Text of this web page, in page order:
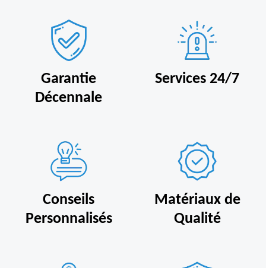
Garantie
Décennale
Services 24/7
Conseils
Personnalisés
Matériaux de
Qualité